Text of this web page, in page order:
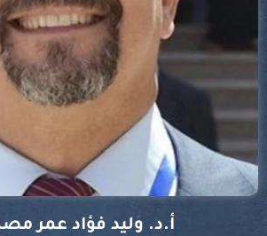
أ.د. وليد فؤاد عمر